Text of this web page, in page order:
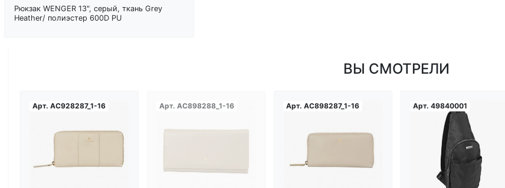
Рюкзак WENGER 13", серый, ткань Grey
Heather/ полиэстер 600D PU
ВЫ СМОТРЕЛИ
Арт. AC928287_1-16
Загрузка...
Арт. AC898288_1-16 Арт. AC898287_1-16
Загрузка...
Арт. 49840001
Загрузка...